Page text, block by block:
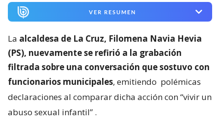
VER RESUMEN
La alcaldesa de La Cruz, Filomena Navia Hevia
(PS), nuevamente se refirió a la grabación
filtrada sobre una conversación que sostuvo con
funcionarios municipales, emitiendo polémicas
declaraciones al comparar dicha acción con “vivir un
abuso sexual infantil” .